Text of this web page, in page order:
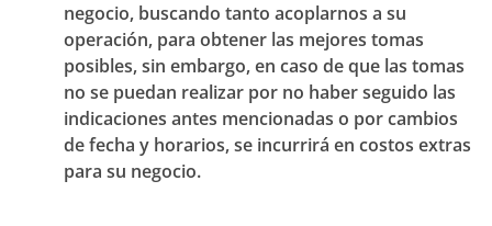
negocio, buscando tanto acoplarnos a su
operación, para obtener las mejores tomas
posibles, sin embargo, en caso de que las tomas
no se puedan realizar por no haber seguido las
indicaciones antes mencionadas o por cambios
de fecha y horarios, se incurrirá en costos extras
para su negocio.